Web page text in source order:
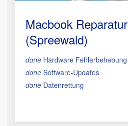
Macbook Reparatur
(Spreewald)
done Hardware Fehlerbehebung
done Software-Updates
done Datenrettung